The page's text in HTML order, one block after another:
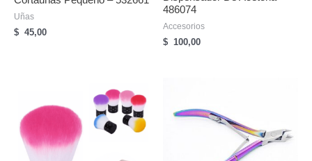
Uñas
$ 45,00
486074
Accesorios
$ 100,00